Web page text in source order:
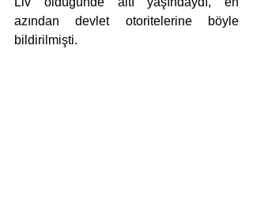
azından devlet otoritelerine böyle
bildirilmişti.